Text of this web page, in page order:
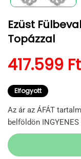
Ezüst
Topázzal
Normál ár
417.599 Ft
Elfogyott
Az ár az ÁFÁT
belföldön